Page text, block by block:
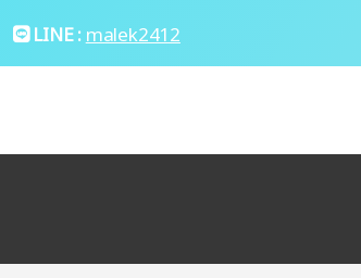
LINE :malek2412